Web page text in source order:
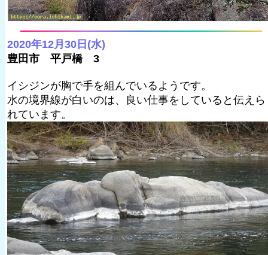
2020年12月30日(水)
豊田市 平戸橋 3
イシジンが胸で手を組んでいるようです。
水の境界線が白いのは、良い仕事をしていると伝えら
れています。